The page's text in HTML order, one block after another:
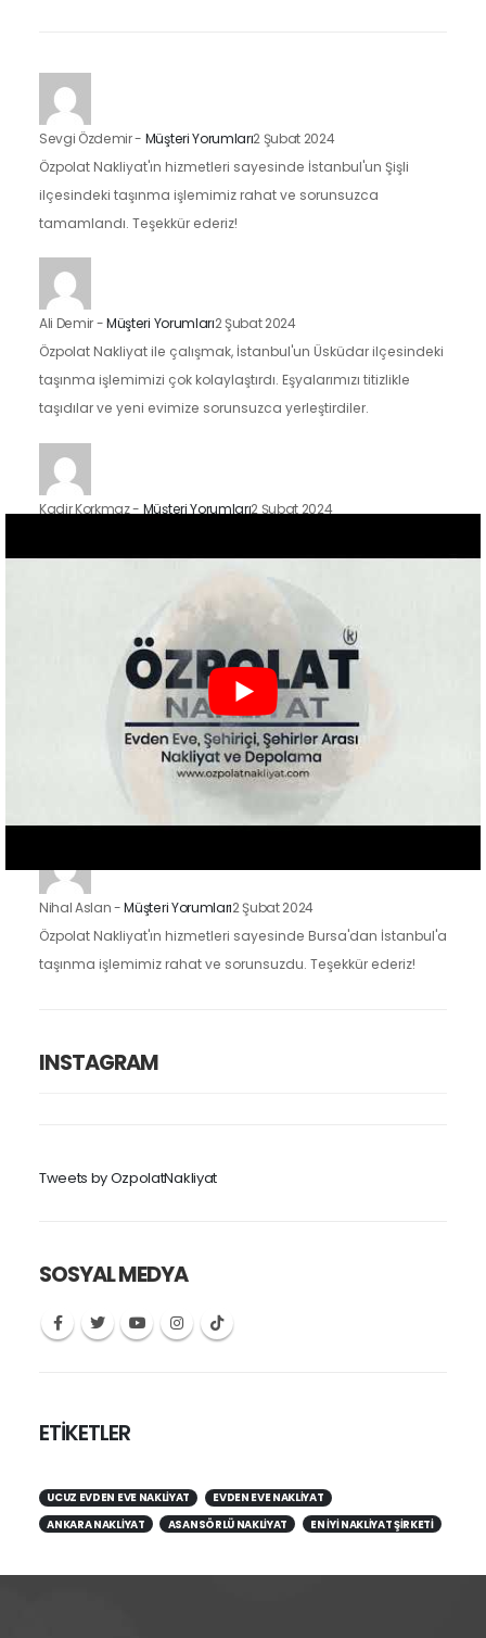
Sevgi Özdemir- Müşteri Yorumları2 Şubat 2024
Özpolat Nakliyat'ın hizmetleri sayesinde İstanbul'un Şişli
ilçesindeki taşınma işlemimiz rahat ve sorunsuzca
tamamlandı. Teşekkür ederiz!
Ali Demir-Müşteri Yorumları2 Şubat 2024
Özpolat Nakliyat ile çalışmak, İstanbul'un Üsküdar ilçesindeki
taşınma işlemimizi çok kolaylaştırdı. Eşyalarımızı titizlikle
taşıdılar ve yeni evimize sorunsuzca yerleştirdiler.
Kadir Korkmaz- Müşteri Yorumları2 Şubat 2024
-Müşteri Yorumları2 Şubat 2024
Özpolat Nakliyat ile çalışmak, Gaziantep'ten Ankara'ya
taşınma işlemimizi oldukça kolaylaştırdı. Eşyalarımızı dikkatle
Nihal Aslan-Müşteri Yorumları2 Şubat 2024
Özpolat Nakliyat'ın hizmetleri sayesinde Bursa'dan İstanbul'a
taşınma işlemimiz rahat ve sorunsuzdu. Teşekkür ederiz!
INSTAGRAM
Tweets by OzpolatNakliyat
SOSYAL MEDYA
ETİKETLER
UCUZ EVDEN EVE NAKLIYAT
EVDEN EVE NAKLIYAT
ANKARA NAKLIYAT
ASANSÖRLÜ NAKLIYAT EN IYI NAKLIYAT ŞIRKETI